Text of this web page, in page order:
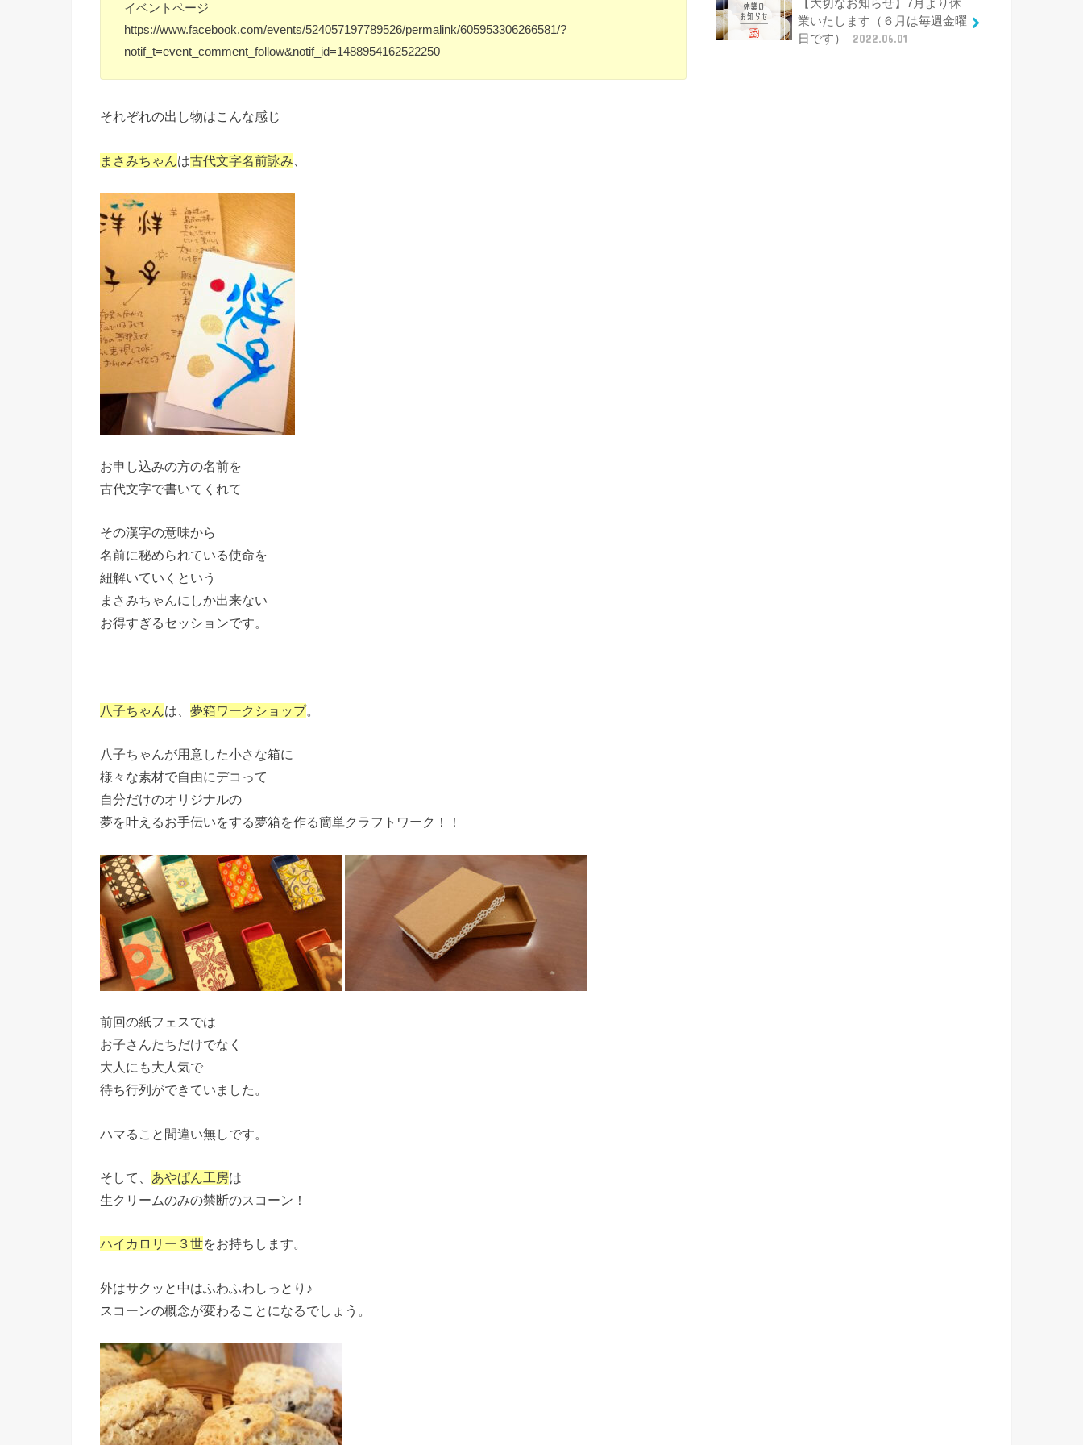
イベントページ
https://www.facebook.com/events/524057197789526/permalink/605953306266581/?
notif_t=event_comment_follow&notif_id=1488954162522250
それぞれの出し物はこんな感じ
まさみちゃんは古代文字名前詠み
お申し込みの方の名前を
古代文字で書いてくれて
その漢字の意味から
名前に秘められている使命を
紐解いていくという
まさみちゃんにしか出来ない
お得すぎるセッションです。
八子ちゃんは、 夢箱ワークショップ。
八子ちゃんが用意した小さな箱に
様々な素材で自由にデコって
自分だけのオリジナルの
夢を叶えるお手伝いをする夢箱を作る簡単クラフトワーク！！
前回の紙フェスでは
お子さんたちだけでなく
大人にも大人気で
待ち行列ができていました。
ハマること間違い無しです。
そして、 あやぱん工房は
生クリームのみの禁断のスコーン！
ハイカロリー３世をお持ちします。
外はサクッと中はふわふわしっとり♪
スコーンの概念が変わることになるでしょう。
【大切なお知らせ】7月より休
業いたします（６月は毎週金曜
日です）
2022.06.01